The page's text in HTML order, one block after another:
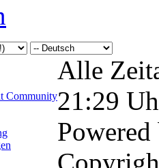
Community
Alle
21:29